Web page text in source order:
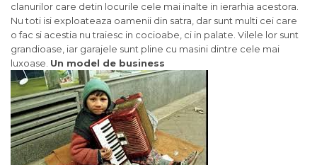
clanurilor care detin locurile cele mai inalte in ierarhia acestora.
Nu toti isi exploateaza oamenii din satra, dar sunt multi cei care
o fac si acestia nu traiesc in cocioabe, ci in palate. Vilele lor sunt
grandioase, iar garajele sunt pline cu masini dintre cele mai
luxoase. Un model de business